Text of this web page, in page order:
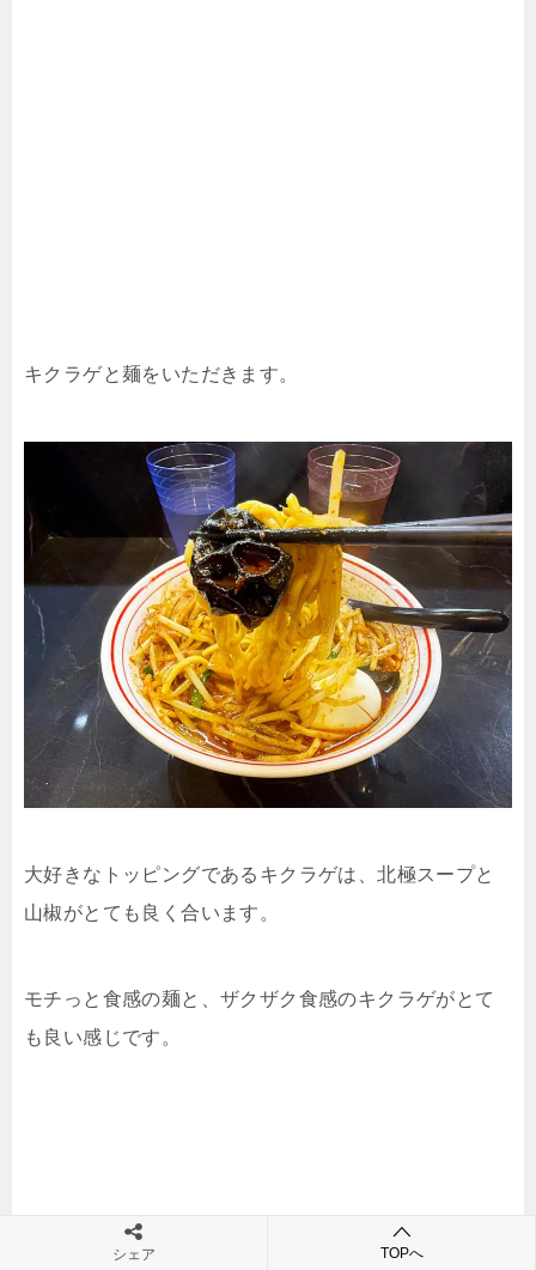
キクラゲと麺をいただきます。
大好きなトッピングであるキクラゲは、北極スープと
山椒がとても良く合います。
モチっと食感の麺と、ザクザク食感のキクラゲがとて
も良い感じです。
シェア TOPへ